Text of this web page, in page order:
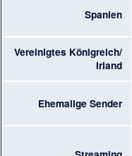
Spanien
Vereinigtes Königreich/
Irland
Ehemalige Sender